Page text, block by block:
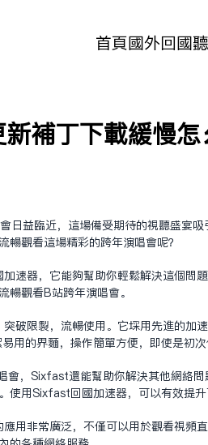
首頁國外回國
补丁下载缓慢怎
日益临近，这场备受期待的视听盛宴
畅观看这场精彩的跨年演唱会呢？
速器，它能够帮助你轻松解决这个问
畅观看B站跨年演唱会。
破限制，流畅使用。它采用先进的加
用的界面，操作简单方便，即使是初次
会，Sixfast还能帮助你解决其他网络
使用Sixfast回国加速器，可以有效提
用非常广泛，不仅可以用于观看视频